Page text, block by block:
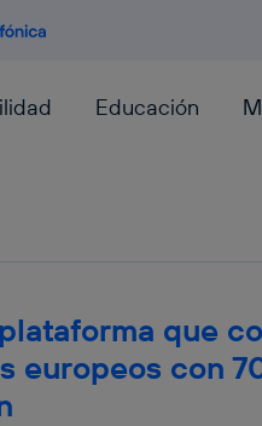
Educación
que
europeos con